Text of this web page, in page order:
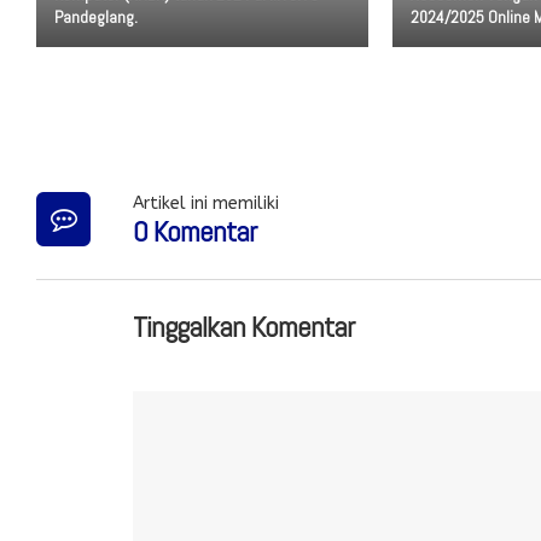
Pandeglang.
2024/2025 Online
Artikel ini memiliki
0 Komentar
Tinggalkan Komentar